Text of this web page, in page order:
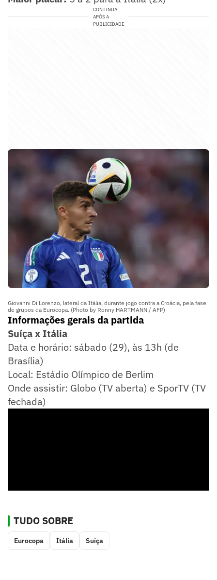
CONTINUA
APÓS A
PUBLICIDADE
Giovanni Di Lorenzo, lateral da Itália, durante jogo contra a Croácia, pela fase
de grupos da Eurocopa. (Photo by Ronny HARTMANN / AFP)
Informações gerais da partida
Suíça x Itália
Data e horário: sábado (29), às 13h (de
Brasília)
Local: Estádio Olímpico de Berlim
Onde assistir: Globo (TV aberta) e SporTV (TV
fechada)
TUDO SOBRE
Eurocopa Itália Suíça